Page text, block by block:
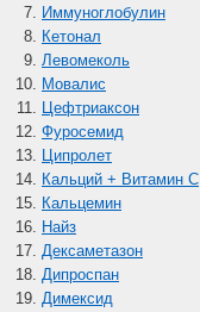
Иммуноглобулин
Кетонал
Левомеколь
Мовалис
Цефтриаксон
Фуросемид
Ципролет
Кальций + Витамин C
Кальцемин
Найз
Дексаметазон
Дипроспан
Димексид